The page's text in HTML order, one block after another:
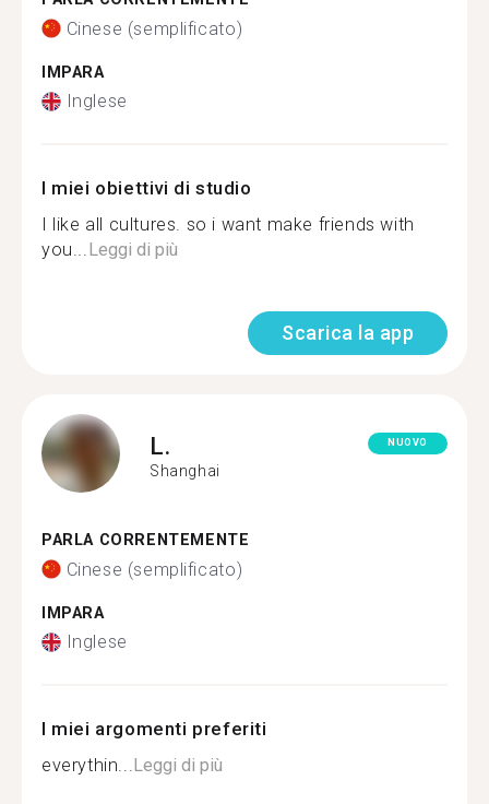
Cinese (semplificato)
IMPARA
Inglese
I miei obiettivi di studio
I like all cultures. so i want make friends with
you...Leggi di più
Scarica la app
L.
Shanghai
NUOVO
PARLA CORRENTEMENTE
Cinese (semplificato)
IMPARA
Inglese
I miei argomenti preferiti
everythin...Leggi di più